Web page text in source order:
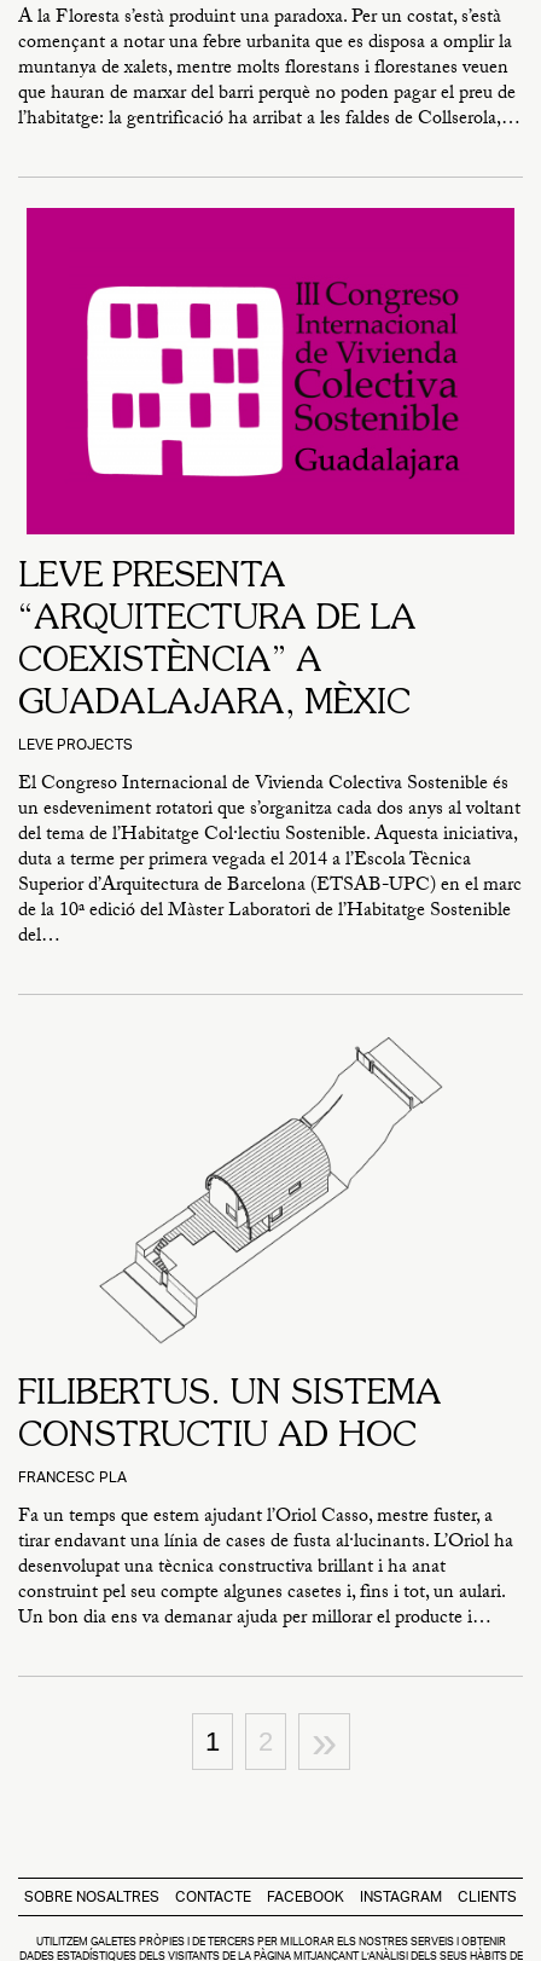
A la Floresta s’està produint una paradoxa. Per un costat, s’està
començant a notar una febre urbanita que es disposa a omplir la
muntanya de xalets, mentre molts florestans i florestanes veuen
que hauran de marxar del barri perquè no poden pagar el preu de
l’habitatge: la gentrificació ha arribat a les faldes de Collserola,…
LEVE PRESENTA
“ARQUITECTURA DE LA
COEXISTÈNCIA” A
GUADALAJARA, MÈXIC
LEVE PROJECTS
El Congreso Internacional de Vivienda Colectiva Sostenible és
un esdeveniment rotatori que s’organitza cada dos anys al voltant
del tema de l’Habitatge Col·lectiu Sostenible. Aquesta iniciativa,
duta a terme per primera vegada el 2014 a l’Escola Tècnica
Superior d’Arquitectura de Barcelona (ETSAB-UPC) en el marc
de la 10ª edició del Màster Laboratori de l’Habitatge Sostenible
del…
FILIBERTUS. UN SISTEMA
CONSTRUCTIU AD HOC
FRANCESC PLA
Fa un temps que estem ajudant l’Oriol Casso, mestre fuster, a
tirar endavant una línia de cases de fusta al·lucinants. L’Oriol ha
desenvolupat una tècnica constructiva brillant i ha anat
construint pel seu compte algunes casetes i, fins i tot, un aulari.
Un bon dia ens va demanar ajuda per millorar el producte i…
1 2 »
SOBRE NOSALTRES CONTACTE FACEBOOK INSTAGRAM CLIENTS
UTILITZEM GALETES PRÒPIES I DE TERCERS PER MILLORAR ELS NOSTRES SERVEIS I OBTENIR
DADES ESTADÍSTIQUES DELS VISITANTS DE LA PÀGINA MITJANÇANT L’ANÀLISI DELS SEUS HÀBITS DE